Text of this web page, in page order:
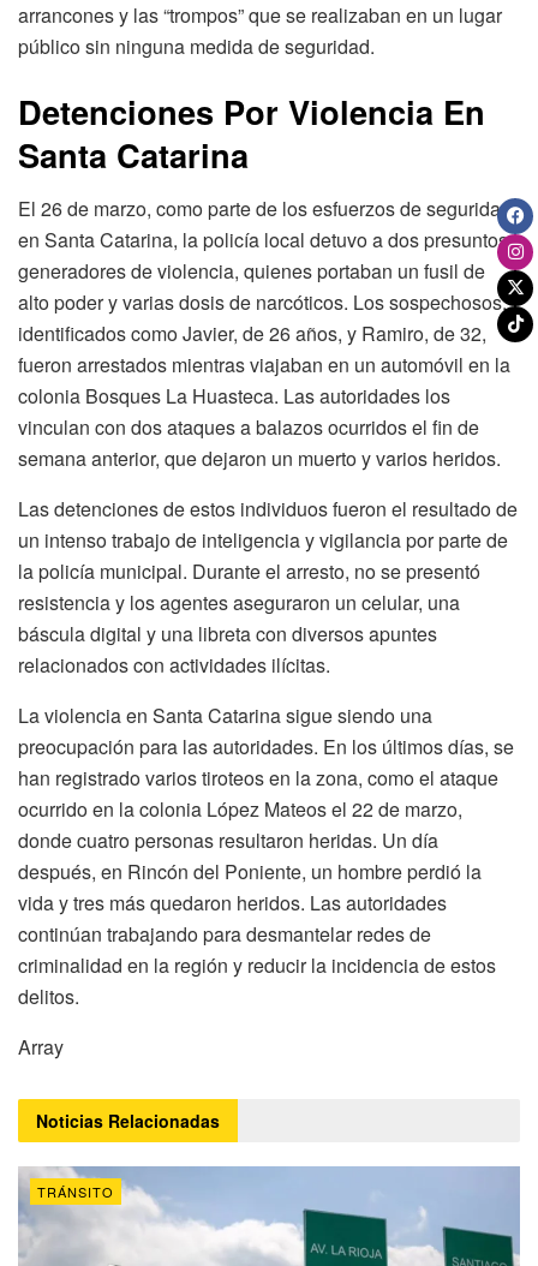
arrancones y las “trompos” que se realizaban en un lugar
público sin ninguna medida de seguridad.
Detenciones Por Violencia En
Santa Catarina
El 26 de marzo, como parte de los esfuerzos de seguridad
en Santa Catarina, la policía local detuvo a dos presuntos
generadores de violencia, quienes portaban un fusil de
alto poder y varias dosis de narcóticos. Los sospechosos,
identificados como Javier, de 26 años, y Ramiro, de 32,
fueron arrestados mientras viajaban en un automóvil en la
colonia Bosques La Huasteca. Las autoridades los
vinculan con dos ataques a balazos ocurridos el fin de
semana anterior, que dejaron un muerto y varios heridos.
Las detenciones de estos individuos fueron el resultado de
un intenso trabajo de inteligencia y vigilancia por parte de
la policía municipal. Durante el arresto, no se presentó
resistencia y los agentes aseguraron un celular, una
báscula digital y una libreta con diversos apuntes
relacionados con actividades ilícitas.
La violencia en Santa Catarina sigue siendo una
preocupación para las autoridades. En los últimos días, se
han registrado varios tiroteos en la zona, como el ataque
ocurrido en la colonia López Mateos el 22 de marzo,
donde cuatro personas resultaron heridas. Un día
después, en Rincón del Poniente, un hombre perdió la
vida y tres más quedaron heridos. Las autoridades
continúan trabajando para desmantelar redes de
criminalidad en la región y reducir la incidencia de estos
delitos.
Array
Noticias Relacionadas
TRÁNSITO